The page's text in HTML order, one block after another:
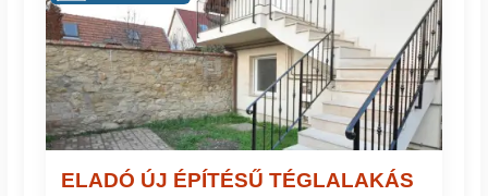
ELADÓ ÚJ ÉPÍTÉSŰ TÉGLALAKÁS